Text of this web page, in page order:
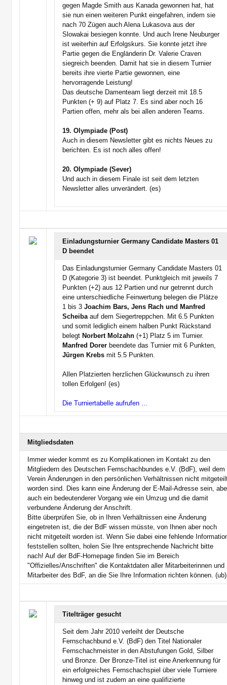
gegen Magde Smith aus Kanada gewonnen hat, hat
sie nun einen weiteren Punkt eingefahren, indem sie
nach 70 Zügen auch Alena Lukasova aus der
Slowakai besiegen konnte. Und auch Irene Neuburger
ist weiterhin auf Erfolgskurs. Sie konnte jetzt ihre
Partie gegen die Engländerin Dr. Valerie Craven
siegreich beenden. Damit hat sie in diesem Turnier
bereits ihre vierte Partie gewonnen, eine
hervorragende Leistung!
Das deutsche Damenteam liegt derzeit mit 18.5
Punkten (+ 9) auf Platz 7. Es sind aber noch 16
Partien offen, mehr als bei allen anderen Teams.
19. Olympiade (Post)
Auch in diesem Newsletter gibt es nichts Neues zu
berichten. Es ist noch alles offen!
20. Olympiade (Sever)
Und auch in diesem Finale ist seit dem letzten
Newsletter alles unverändert. (es)
Einladungsturnier Germany Candidate Masters 01
D beendet
Das Einladungsturnier Germany Candidate Masters 01
D (Kategorie 3) ist beendet. Punktgleich mit jeweils 7
Punkten (+2) aus 12 Partien und nur getrennt durch
eine unterschiedliche Feinwertung belegen die Plätze
1 bis 3Joachim Bars, Jens Rach und Manfred
Scheibaauf dem Siegertreppchen. Mit 6.5 Punkten
und somit lediglich einem halben Punkt Rückstand
belegt Norbert Molzahn (+1) Platz 5 im Turnier.
Manfred Dorer beendete das Turnier mit 6 Punkten,
Jürgen Krebs mit 5.5 Punkten.
Allen Platzierten herzlichen Glückwunsch zu ihren
tollen Erfolgen! (es)
Die Turniertabelle aufrufen ...
Mitgliedsdaten
Immer wieder kommt es zu Komplikationen im Kontakt zu den
Mitgliedern des Deutschen Fernschachbundes e.V. (BdF), weil dem
Verein Änderungen in den persönlichen Verhältnissen nicht
worden sind. Dies kann eine Änderung der E-Mail-Adresse sein,
auch ein bedeutenderer Vorgang wie ein Umzug und die damit
verbundene Änderung der Anschrift.
Bitte überprüfen Sie, ob in Ihren Verhältnissen eine Änderung
eingetreten ist, die der BdF wissen müsste, von Ihnen aber noch
nicht mitgeteilt worden ist. Wenn Sie dabei eine fehlende
feststellen sollten, holen Sie Ihre entsprechende Nachricht bitte
nach! Auf der BdF-Homepage finden Sie im Bereich
"Offizielles/Anschriften" die Kontaktdaten aller Mitarbeiterinnen und
Mitarbeiter des BdF, an die Sie Ihre Information richten können. (ub)
Titelträger gesucht
Seit dem Jahr 2010 verleiht der Deutsche
Fernschachbund e.V. (BdF) den Titel Nationaler
Fernschachmeister in den Abstufungen Gold, Silber
und Bronze. Der Bronze-Titel ist eine Anerkennung für
ein erfolgreiches Fernschachspiel über viele Turniere
hinweg und ist zudem an eine qualifizierte